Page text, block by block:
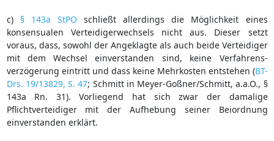
c) § 143a StPO schließt allerdings die Möglichkeit eines
konsensualen Verteidigerwechsels nicht aus. Dieser setzt
voraus, dass, sowohl der Angeklagte als auch beide Verteidiger
mit dem Wechsel einverstanden sind, keine Verfahrens-
verzögerung eintritt und dass keine Mehrkosten entstehen (BT-
Drs. 19/13829, S. 47; Schmitt in Meyer-Goßner/Schmitt, a.a.O., §
143a Rn. 31). Vorliegend hat sich zwar der damalige
Pflichtverteidiger mit der Aufhebung seiner Beiordnung
einverstanden erklärt.